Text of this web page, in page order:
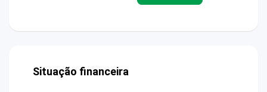
Situação financeira